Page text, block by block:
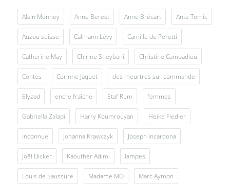
Alain Monney Anne Berest Anne Brécart Ante Tomic
Auzou suisse Calmann Lévy Camille de Peretti
Catherine May Chirine Sheybani Christine Campadieu
Contes Corinne Jaquet des meurtres sur commande
Elyzad encre fraîche Etaf Rum femmes
Gabriella Zalapì Harry Koumrouyan Heike Fiedler
inconnue Johanna Krawczyk Joseph Incardona
Joël Dicker Kaouther Adimi lampes
Louis de Saussure Madame MO Marc Aymon